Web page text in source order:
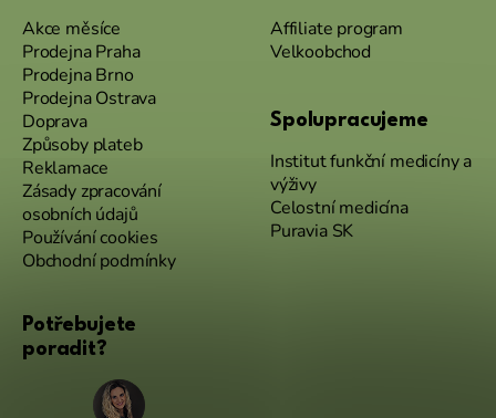
Akce měsíce
Prodejna Praha
Prodejna Brno
Prodejna Ostrava
Doprava
Způsoby plateb
Reklamace
Zásady zpracování
osobních údajů
Používání cookies
Obchodní podmínky
Affiliate program
Velkoobchod
Spolupracujeme
Institut funkční medicíny a
výživy
Celostní medicína
Puravia SK
Potřebujete
poradit?